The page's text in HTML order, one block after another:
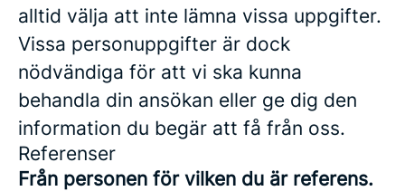
alltid välja att inte lämna vissa uppgifter.
Vissa personuppgifter är dock
nödvändiga för att vi ska kunna
behandla din ansökan eller ge dig den
information du begär att få från oss.
Referenser
Från personen för vilken du är referens.